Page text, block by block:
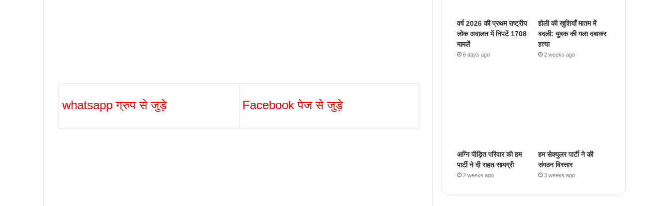
whatsapp ग्रुप से जुड़े Facebook पेज से जुड़े
वर्ष 2026 की प्रथम राष्ट्रीय
लोक अदालत में निपटें 1708
मामलें
6 days ago
होली की खुशियाँ मातम में
बदली: युवक की गला दबाकर
हत्या
2 weeks ago
अग्नि पीड़ित परिवार की हम
पार्टी ने दी राहत सामग्री
2 weeks ago
हम सेक्युलर पार्टी ने की
संगठन विस्तार
3 weeks ago